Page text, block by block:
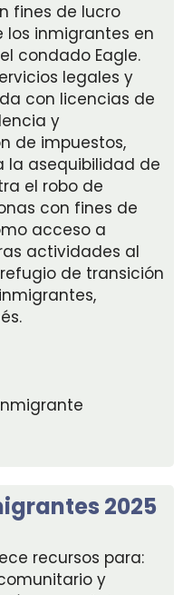
fines de lucro
inmigrantes en
condado Eagle.
legales y
con licencias de
y
de impuestos,
la asequibilidad de
el robo de
con fines de
acceso a
actividades al
de transición
2025
recursos para:
y